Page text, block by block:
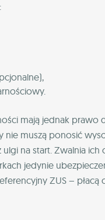
mają jednak
nie muszą ponosić
na start. Zwalnia ich
jedynie
ZUS –